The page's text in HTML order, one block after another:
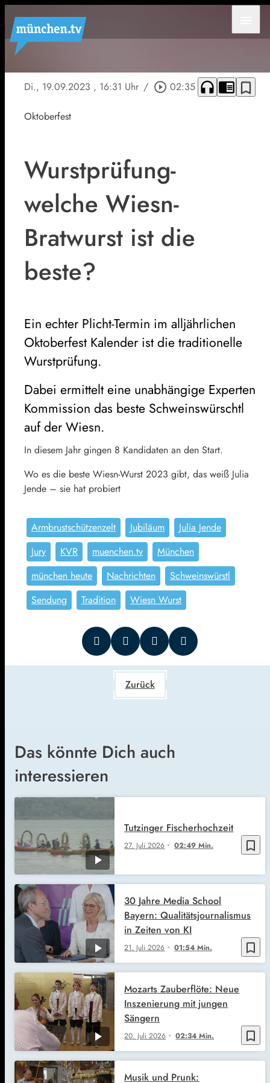
Di., 19.09.2023 , 16:31 Uhr / play_circle_outline 02:35 headphones chrome_reader_mode bookmark_border
Oktoberfest
Wurstprüfung-
welche Wiesn-
Bratwurst ist die
beste?
Ein echter Plicht-Termin im alljährlichen
Oktoberfest Kalender ist die traditionelle
Wurstprüfung.
Dabei ermittelt eine unabhängige Experten
Kommission das beste Schweinswürschtl
auf der Wiesn.
In diesem Jahr gingen 8 Kandidaten an den Start.
Wo es die beste Wiesn-Wurst 2023 gibt, das weiß Julia
Jende – sie hat probiert
Armbrustschützenzelt Jubiläum
Julia Jende
Jury
KVR muenchen.tv
München
münchen heute
Nachrichten
Schweinswürstl
Sendung
Tradition Wiesn Wurst
Zurück
Das könnte Dich auch
interessieren
bookmark_border
27. Juli 2026 02:49 Min.
Tutzinger Fischerhochzeit
bookmark_border
21. Juli 2026 01:54 Min.
30 Jahre Media School
Bayern: Qualitätsjournalismus
in Zeiten von KI
bookmark_border
20. Juli 2026 02:34 Min.
Mozarts Zauberflöte: Neue
Inszenierung mit jungen
Sängern
Musik und Prunk: